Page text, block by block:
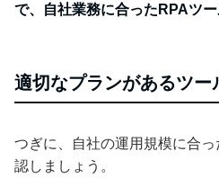
で、自社業務に合ったRPAツ
適切なプランがあるツー
つぎに、自社の運用規模に合
認しましょう。